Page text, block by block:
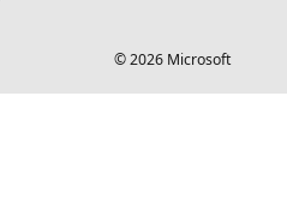
© 2026 Microsoft